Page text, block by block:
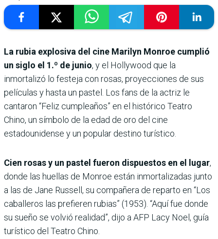
La rubia explosiva del cine Marilyn Monroe cumplió
un siglo el 1.º de junio, y el Hollywood que la
inmortalizó lo festeja con rosas, proyecciones de sus
películas y hasta un pastel. Los fans de la actriz le
cantaron “Feliz cumpleaños” en el histórico Teatro
Chino, un símbolo de la edad de oro del cine
estadounidense y un popular destino turístico.
Cien rosas y un pastel fueron dispuestos en el lugar,
donde las huellas de Monroe están inmortalizadas junto
a las de Jane Russell, su compañera de reparto en “Los
caballeros las prefieren rubias” (1953). “Aquí fue donde
su sueño se volvió realidad”, dijo a AFP Lacy Noel, guía
turístico del Teatro Chino.